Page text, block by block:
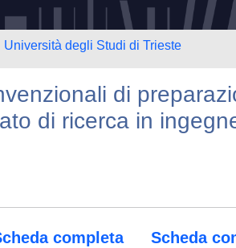
Università degli Studi di Trieste
di
di ricerca in
completa Scheda